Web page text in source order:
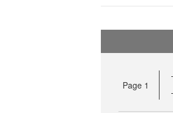
Page 1